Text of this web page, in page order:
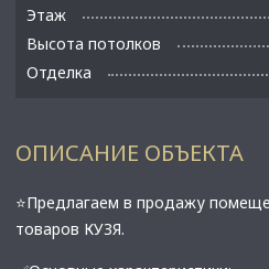
Этаж
Высота потолков
Отделка
ОПИСАНИЕ ОБЪЕКТА
⭐Предлагаем в продажу
товаров КУЗЯ.